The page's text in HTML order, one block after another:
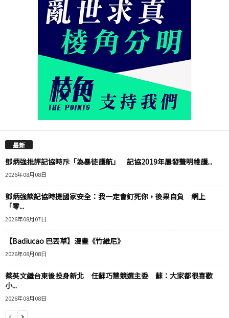
最新
鄧炳強批評記協時斥「為暴徒護航」 記協2019年屢發聲明維護...
2026年08月08日
鄧炳強談記協時提國家安全：我一定會釘死你，後果自負 網上
「零...
2026年08月07日
【Badiucao 巴丟草】漫畫《竹維尼》
2026年08月08日
蔡英文繼台東後投身新北 任蘇巧慧競選主委 蘇：大家都很喜歡
小...
2026年08月08日